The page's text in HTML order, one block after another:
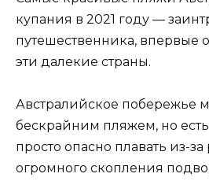
купания в 2021 году —
путешественника, впервые
эти далекие страны.
Австралийское побережье
бескрайним пляжем, но
просто опасно плавать из-
огромного скопления